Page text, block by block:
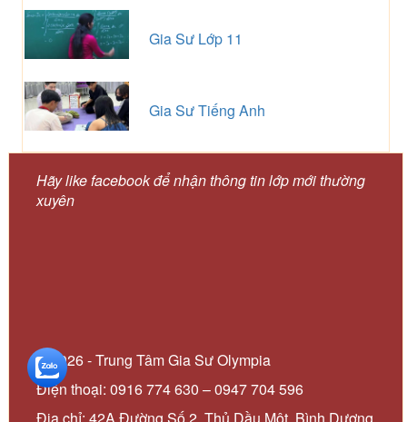
Gia Sư Lớp 11
Gia Sư Tiếng Anh
Hãy like facebook để nhận thông tin lớp mới thường
xuyên
© 2026 - Trung Tâm Gia Sư Olympia
Điện thoại: 0916 774 630 – 0947 704 596
Địa chỉ: 42A Đường Số 2, Thủ Dầu Một, Bình Dương